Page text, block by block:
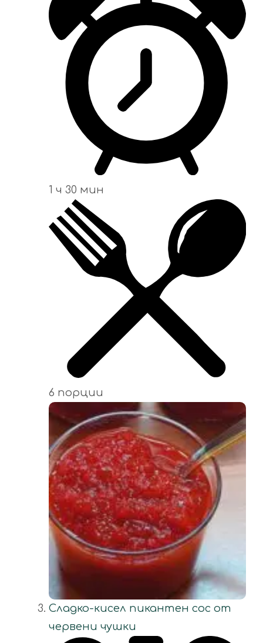
1 ч 30 мин
6 порции
Сладко-кисел пикантен сос от
червени чушки